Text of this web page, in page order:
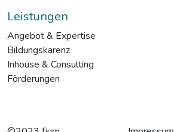
Leistungen
Angebot & Expertise
Bildungskarenz
Inhouse & Consulting
Förderungen